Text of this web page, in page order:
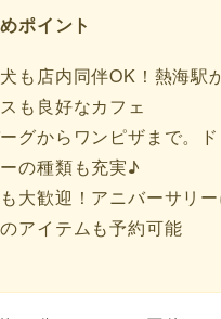
ポイント
も店内同伴OK！熱海駅
も良好なカフェ
グからワンピザまで。
の種類も充実♪
大歓迎！アニバーサリ
アイテムも予約可能